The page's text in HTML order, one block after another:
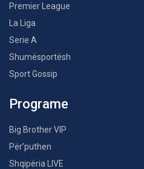
Premier League
La Liga
Serie A
Shumësportësh
Sport Gossip
Programe
Big Brother VIP
Për’puthen
Shqipëria LIVE